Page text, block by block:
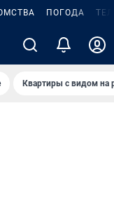
ПОГОДА
Квартиры с видом на